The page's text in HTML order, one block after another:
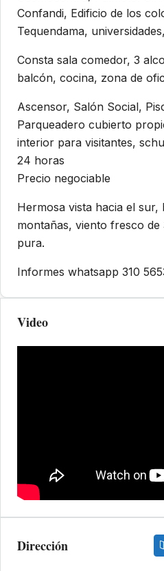
Confandi, Edificio de los
Tequendama,
Consta sala comedor, 3
balcón, cocina, zona de
Ascensor, Salón Social,
Parqueadero cubierto
interior para visitantes,
24 horas
Precio negociable
Hermosa vista hacia el sur,
montañas, viento fresco
pura.
Informes whatsapp 310
Video
Dirección